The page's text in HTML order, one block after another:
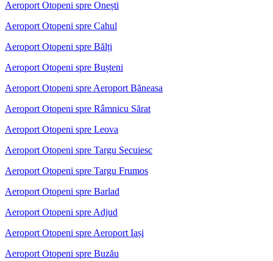
Aeroport Otopeni spre Onești
Aeroport Otopeni spre Cahul
Aeroport Otopeni spre Bălți
Aeroport Otopeni spre Bușteni
Aeroport Otopeni spre Aeroport Băneasa
Aeroport Otopeni spre Râmnicu Sărat
Aeroport Otopeni spre Leova
Aeroport Otopeni spre Targu Secuiesc
Aeroport Otopeni spre Targu Frumos
Aeroport Otopeni spre Barlad
Aeroport Otopeni spre Adjud
Aeroport Otopeni spre Aeroport Iași
Aeroport Otopeni spre Buzău